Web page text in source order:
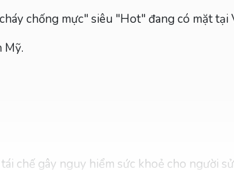
chống mực" siêu "Hot" đang có mặt
Mỹ.
chế gây nguy hiểm sức khoẻ cho người